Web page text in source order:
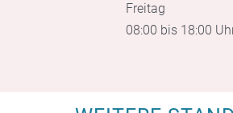
Freitag
08:00 bis 18:00